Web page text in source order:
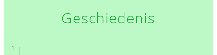
Geschiedenis